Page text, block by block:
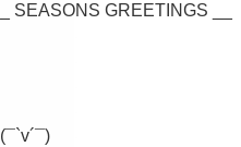
_ SEASONS GREETINGS __
(¯`v´¯)